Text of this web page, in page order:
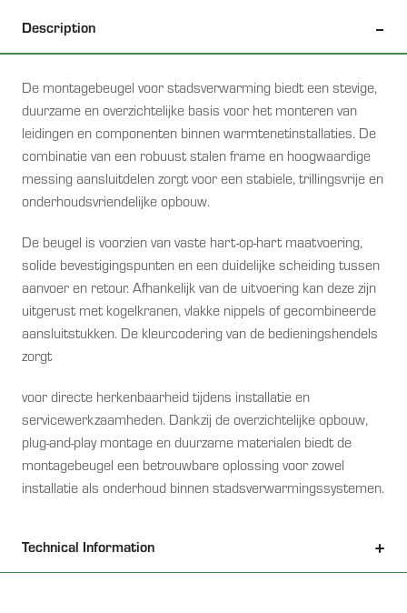
Description
De montagebeugel voor stadsverwarming biedt een stevige,
duurzame en overzichtelijke basis voor het monteren van
leidingen en componenten binnen warmtenetinstallaties. De
combinatie van een robuust stalen frame en hoogwaardige
messing aansluitdelen zorgt voor een stabiele, trillingsvrije en
onderhoudsvriendelijke opbouw.
De beugel is voorzien van vaste hart-op-hart maatvoering,
solide bevestigingspunten en een duidelijke scheiding tussen
aanvoer en retour. Afhankelijk van de uitvoering kan deze zijn
uitgerust met kogelkranen, vlakke nippels of gecombineerde
aansluitstukken. De kleurcodering van de bedieningshendels
zorgt
voor directe herkenbaarheid tijdens installatie en
servicewerkzaamheden. Dankzij de overzichtelijke opbouw,
plug-and-play montage en duurzame materialen biedt de
montagebeugel een betrouwbare oplossing voor zowel
installatie als onderhoud binnen stadsverwarmingssystemen.
Technical Information